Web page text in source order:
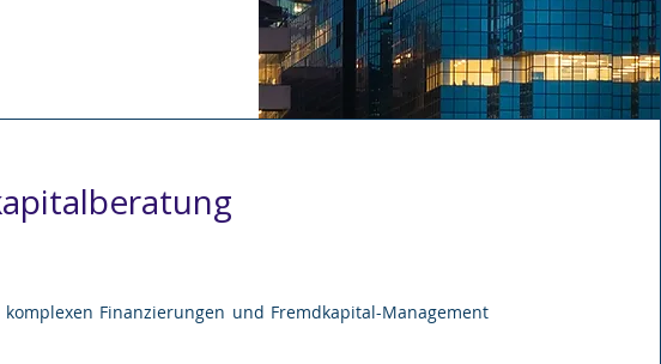
Finanzierungen und Fremdkapital-Management